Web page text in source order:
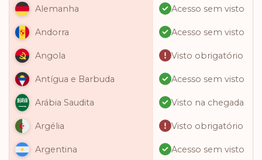
Alemanha Acesso sem visto
Andorra Acesso sem visto
Angola Visto obrigatório
Antígua e Barbuda Acesso sem visto
Arábia Saudita Visto na chegada
Argélia Visto obrigatório
Argentina Acesso sem visto